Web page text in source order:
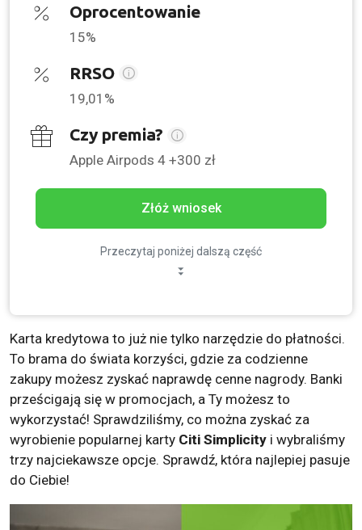
Oprocentowanie
15%
RRSO
19,01%
Czy premia?
Apple Airpods 4 +300 zł
Złóż wniosek
Przeczytaj poniżej dalszą część
Karta kredytowa to już nie tylko narzędzie do płatności.
To brama do świata korzyści, gdzie za codzienne
zakupy możesz zyskać naprawdę cenne nagrody. Banki
prześcigają się w promocjach, a Ty możesz to
wykorzystać! Sprawdziliśmy, co można zyskać za
wyrobienie popularnej karty Citi Simplicity i wybraliśmy
trzy najciekawsze opcje. Sprawdź, która najlepiej pasuje
do Ciebie!